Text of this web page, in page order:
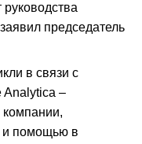
председатель
в связи с
Analytica –
и помощью в